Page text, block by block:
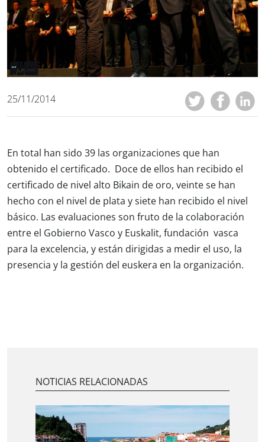
25/11/2014
En total han sido 39 las organizaciones que han
obtenido el certificado. Doce de ellos han recibido el
certificado de nivel alto Bikain de oro, veinte se han
hecho con el nivel de plata y siete han recibido el nivel
básico. Las evaluaciones son fruto de la colaboración
entre el Gobierno Vasco y Euskalit, fundación vasca
para la excelencia, y están dirigidas a medir el uso, la
presencia y la gestión del euskera en la organización.
NOTICIAS RELACIONADAS